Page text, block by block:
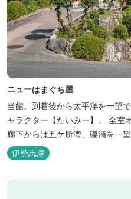
ニューはまぐち屋
当館、到着後から太平洋を一望
ャラクター【たいみー】。 全室
廊下からは五ケ所湾、礫浦を一
堀筏などみる事ができます。 当
平洋を一望。マグロの養殖筏、
岸には田曽浦の町の光が綺麗に
伊勢志摩